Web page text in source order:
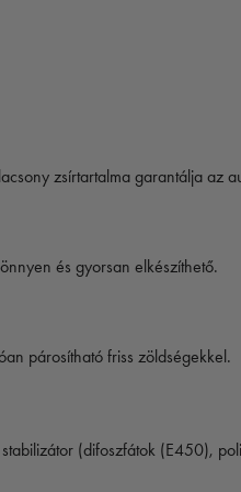
zsírtartalma garantálja az
és gyorsan elkészíthető.
párosítható friss zöldségekkel.
(difoszfátok (E450),